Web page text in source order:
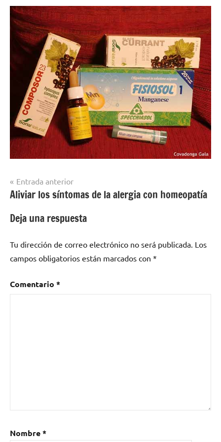
Navegación
de
entradas
Entrada anterior
Aliviar los síntomas de la alergia con homeopatía
Deja una respuesta
Tu dirección de correo electrónico no será publicada. Los
campos obligatorios están marcados con *
Comentario *
Nombre*